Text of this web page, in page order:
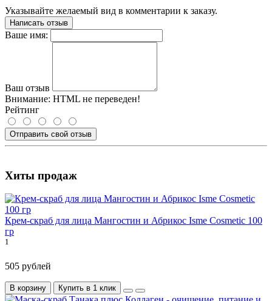
Указывайте желаемый вид в комментарии к заказу.
Написать отзыв
Ваше имя:
Ваш отзыв
Внимание: HTML не переведен!
Рейтинг
Отправить свой отзыв
Хиты продаж
Крем-скраб для лица Мангостин и Абрикос Isme Cosmetic 100
гр
1
505 рублей
В корзину Купить в 1 клик